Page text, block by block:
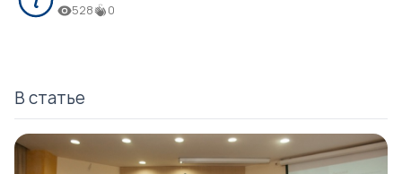
528 0
В статье